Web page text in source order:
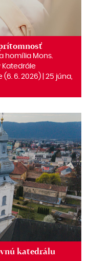
homília Mons.
Katedrále
6. 2026) | 25 júna,
katedrálu